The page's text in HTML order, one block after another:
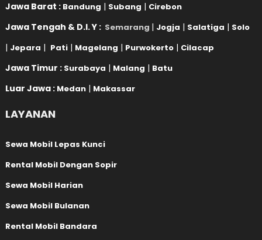
Jawa Barat : Bandung | Subang | Cirebon
Jawa Tengah & D.I. Y : Semarang | Jogja | Salatiga | Solo
| Jepara | Pati | Magelang | Purwokerto | Cilacap
Jawa Timur : Surabaya | Malang | Batu
Luar Jawa : Medan | Makassar
LAYANAN
Sewa Mobil Lepas Kunci
Rental Mobil Dengan Sopir
Sewa Mobil Harian
Sewa Mobil Bulanan
Rental Mobil Bandara